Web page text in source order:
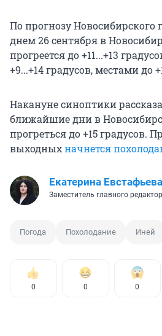
По прогнозу Новосибирского
днем 26 сентября в
прогреется до +11...+13
+9...+14 градусов, местами до
Накануне синоптики
ближайшие дни в
прогреться до +15 градусов.
выходныхначнется
Екатерина Евстафьева
Заместитель главного
Погода Похолодание Иней
0 0 0